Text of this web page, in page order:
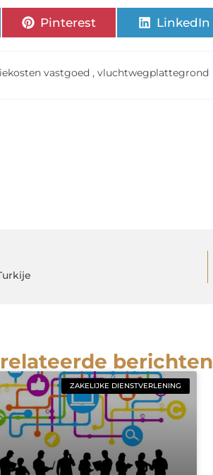
Pinterest LinkedIn
vastgoed ,vluchtwegplattegrond
berichten
ZAKELIJKE DIENSTVERLENING